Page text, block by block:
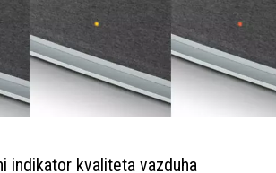
indikator kvaliteta vazduha